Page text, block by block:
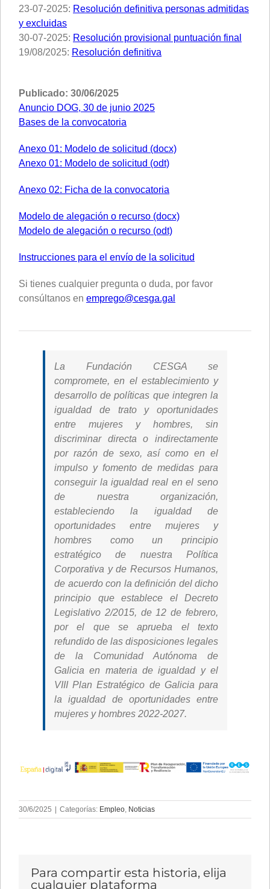
23-07-2025: Resolución definitiva personas admitidas
y excluidas
30-07-2025: Resolución provisional puntuación final
19/08/2025: Resolución definitiva
Publicado: 30/06/2025
Anuncio DOG, 30 de junio 2025
Bases de la convocatoria
Anexo 01: Modelo de solicitud (docx)
Anexo 01: Modelo de solicitud (odt)
Anexo 02: Ficha de la convocatoria
Modelo de alegación o recurso (docx)
Modelo de alegación o recurso (odt)
Instrucciones para el envío de la solicitud
Si tienes cualquier pregunta o duda, por favor
consúltanos en emprego@cesga.gal
La Fundación CESGA se
compromete, en el establecimiento y
desarrollo de políticas que integren la
igualdad de trato y oportunidades
entre mujeres y hombres, sin
discriminar directa o indirectamente
por razón de sexo, así como en el
impulso y fomento de medidas para
conseguir la igualdad real en el seno
de nuestra organización,
estableciendo la igualdad de
oportunidades entre mujeres y
hombres como un principio
estratégico de nuestra Política
Corporativa y de Recursos Humanos,
de acuerdo con la definición del dicho
principio que establece el Decreto
Legislativo 2/2015, de 12 de febrero,
por el que se aprueba el texto
refundido de las disposiciones legales
de la Comunidad Autónoma de
Galicia en materia de igualdad y el
VIII Plan Estratégico de Galicia para
la igualdad de oportunidades entre
mujeres y hombres 2022-2027.
30/6/2025 Categorías: Empleo, Noticias
Para compartir esta historia, elija
cualquier plataforma